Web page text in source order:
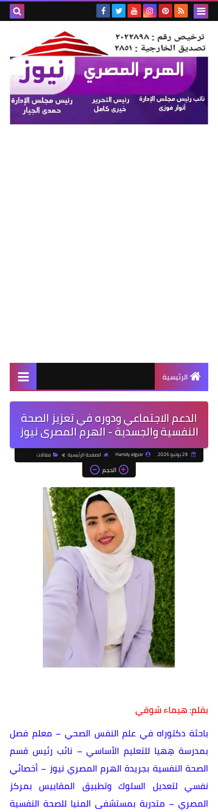
الرئيسية
الدعم الاجتماعي ودوره في تعزيز الصحة
النفسية والجسدية - الهرم المصرى نيوز
Hamdy algyar الصفحة الرئيسية مقالات
الحجم
بقلم: هيماء شوقي
باحثة دكتوراه في علم النفس الصحي – معلم فصل
بمدرسة هِهيا للتعليم الأساسي – نائب رئيس قسم
الصحة النفسية بجريدة الهرم المصري نيوز – أخصائي
نفسي لتعديل السلوك وتطبيق المقاييس بمركز
المصري – متدربة بمستشفى المنيا للصحة النفسية